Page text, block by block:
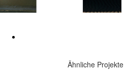
Ähnliche Projekte